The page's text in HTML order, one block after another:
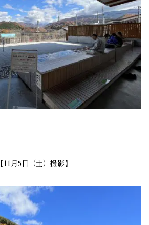
【11月5日（土）撮影】